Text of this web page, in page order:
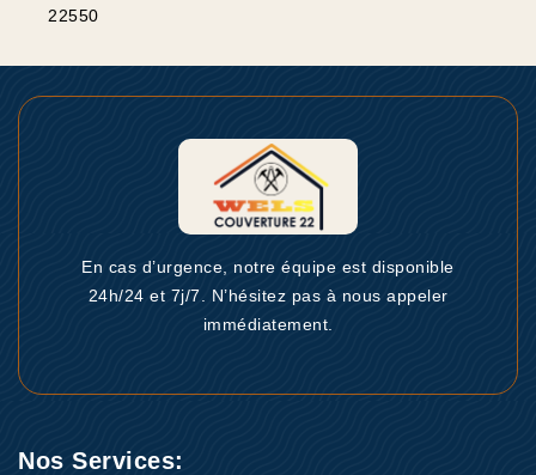
22550
En cas d’urgence, notre équipe est disponible
24h/24 et 7j/7. N’hésitez pas à nous appeler
immédiatement.
Nos Services: